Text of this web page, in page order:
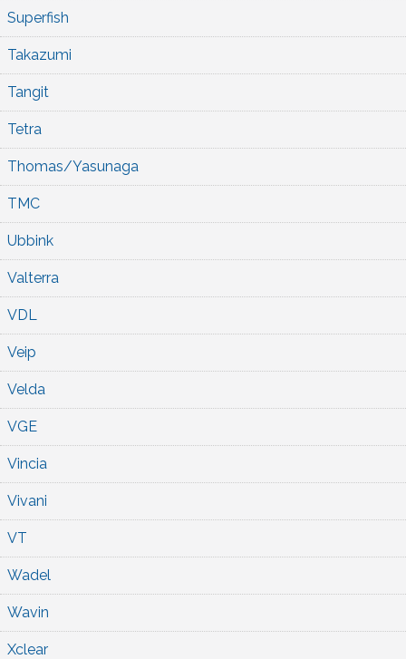
Superfish
Takazumi
Tangit
Tetra
Thomas/Yasunaga
TMC
Ubbink
Valterra
VDL
Veip
Velda
VGE
Vincia
Vivani
VT
Wadel
Wavin
Xclear